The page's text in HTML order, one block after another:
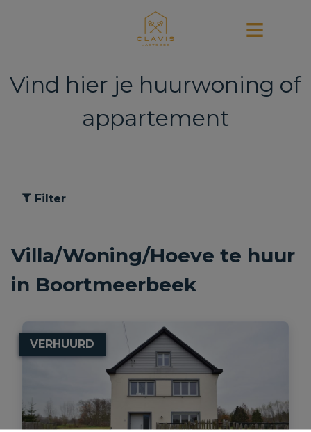
Vind hier je huurwoning of
appartement
Filter
Villa/Woning/Hoeve te huur
in Boortmeerbeek
VERHUURD